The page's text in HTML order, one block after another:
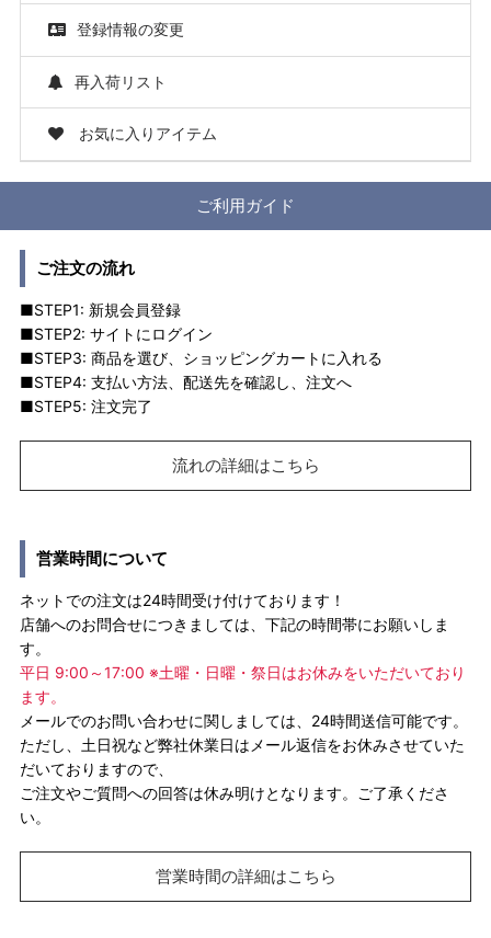
登録情報の変更
再入荷リスト
お気に入りアイテム
ご利用ガイド
ご注文の流れ
■STEP1: 新規会員登録
■STEP2: サイトにログイン
■STEP3: 商品を選び、ショッピングカートに入れる
■STEP4: 支払い方法、配送先を確認し、注文へ
■STEP5: 注文完了
流れの詳細はこちら
営業時間について
ネットでの注文は24時間受け付けております！
店舗へのお問合せにつきましては、下記の時間帯にお願いしま
す。
平日 9:00～17:00 ※土曜・日曜・祭日はお休みをいただいており
ます。
メールでのお問い合わせに関しましては、24時間送信可能です。
ただし、土日祝など弊社休業日はメール返信をお休みさせていた
だいておりますので、
ご注文やご質問への回答は休み明けとなります。ご了承くださ
い。
営業時間の詳細はこちら